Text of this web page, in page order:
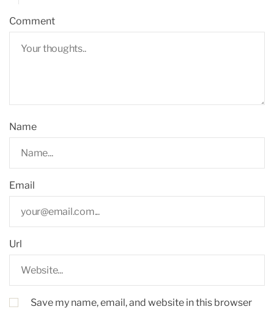
Comment
Name
Email
Url
Save my name, email, and website in this browser